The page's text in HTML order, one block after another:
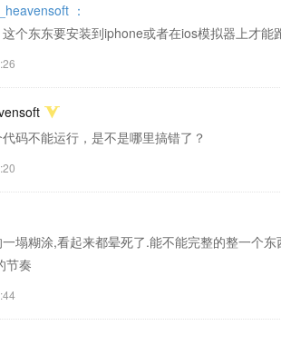
：
个东东要安装到iphone或者在ios模拟器上才能
码不能运行，是不是哪里搞错了？
塌糊涂,看起来都晕死了.能不能完整的整一个
节奏